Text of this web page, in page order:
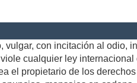
vulgar, con incitación al odio,
cualquier ley internacional
el propietario de los derechos